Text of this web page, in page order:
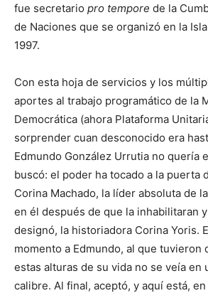
fue secretario pro tempore de la
de Naciones que se organizó en la
1997.
Con esta hoja de servicios y los
aportes al trabajo programático de la
Democrática (ahora Plataforma
sorprender cuan desconocido era
Edmundo González Urrutia no quería
buscó: el poder ha tocado a la puerta
Corina Machado, la líder absoluta de
en él después de que la inhabilitaran
designó, la historiadora Corina Yoris.
momento a Edmundo, al que tuvieron
estas alturas de su vida no se veía en
calibre. Al final, aceptó, y aquí está,